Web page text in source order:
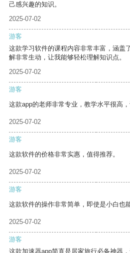
己感兴趣的知识。
2025-07-02
游客
这款学习软件的课程内容非常丰富，涵盖
解非常生动，让我能够轻松理解知识点。
2025-07-02
游客
这款app的老师非常专业，教学水平很高
2025-07-02
游客
这款软件的价格非常实惠，值得推荐。
2025-07-02
游客
这款软件的操作非常简单，即使是小白也
2025-07-02
游客
这款加速器app简直是居家旅行必备神器